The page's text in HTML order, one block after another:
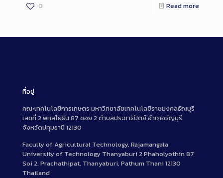
0 Read more
ที่อยู่
คณะเทคโนโลยีการเกษตร มหาวิทยาลัยเทคโนโลยีราชมงคลธัญบุรี
เลขที่ 2 พหลโยธิน 87 ซอย 2 ตำบลประชาธิปัตย์ อำเภอธัญบุรี
จังหวัดปทุมธานี 12130
Faculty of Agricultural Technology, Rajamangala
University of Technology Thanyaburi 2 Phaholyothin 87
Soi 2, Prachathipat, Thanyaburi, Pathum Thani 12130
Thailand